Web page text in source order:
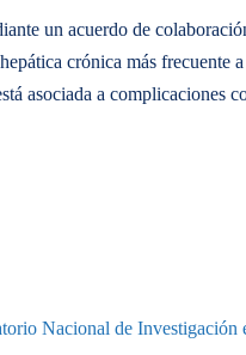
un acuerdo de
crónica más
asociada a complicaciones
Nacional de Investigación